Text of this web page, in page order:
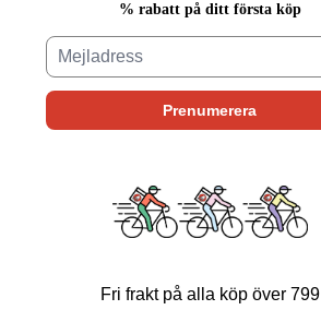
% rabatt på ditt första köp
Fri frakt på alla köp över 799